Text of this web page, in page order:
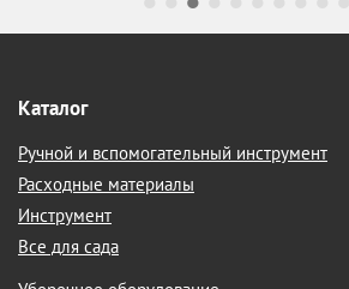
Каталог
Ручной и вспомогательный инструмент
Расходные материалы
Инструмент
Все для сада